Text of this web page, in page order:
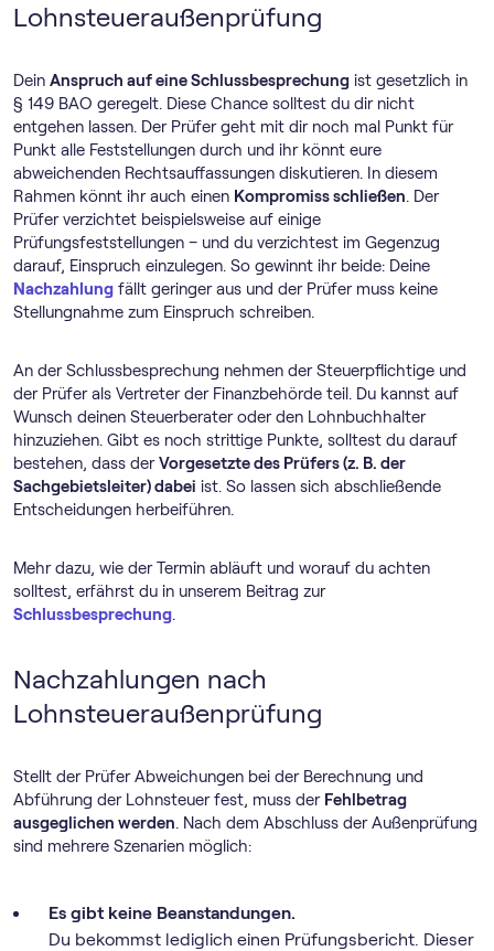
Lohnsteueraußenprüfung
Dein Anspruch auf eine Schlussbesprechung ist gesetzlich in
§ 149 BAO geregelt. Diese Chance solltest du dir nicht
entgehen lassen. Der Prüfer geht mit dir noch mal Punkt für
Punkt alle Feststellungen durch und ihr könnt eure
abweichenden Rechtsauffassungen diskutieren. In diesem
Rahmen könnt ihr auch einen Kompromiss schließen. Der
Prüfer verzichtet beispielsweise auf einige
Prüfungsfeststellungen – und du verzichtest im Gegenzug
darauf, Einspruch einzulegen. So gewinnt ihr beide: Deine
Nachzahlung fällt geringer aus und der Prüfer muss keine
Stellungnahme zum Einspruch schreiben.
An der Schlussbesprechung nehmen der Steuerpflichtige und
der Prüfer als Vertreter der Finanzbehörde teil. Du kannst auf
Wunsch deinen Steuerberater oder den Lohnbuchhalter
hinzuziehen. Gibt es noch strittige Punkte, solltest du darauf
bestehen, dass derVorgesetzte des Prüfers (z. B. der
Sachgebietsleiter) dabei ist. So lassen sich abschließende
Entscheidungen herbeiführen.
Mehr dazu, wie der Termin abläuft und worauf du achten
solltest, erfährst du in unserem Beitrag zur
Schlussbesprechung.
Nachzahlungen nach
Lohnsteueraußenprüfung
Stellt der Prüfer Abweichungen bei der Berechnung und
Abführung der Lohnsteuer fest, muss der Fehlbetrag
ausgeglichen werden. Nach dem Abschluss der Außenprüfung
sind mehrere Szenarien möglich:
Es gibt keine Beanstandungen.
Du bekommst lediglich einen Prüfungsbericht. Dieser